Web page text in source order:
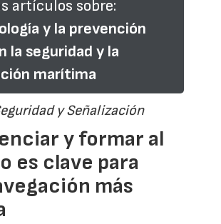
artículos sobre:
y la prevención
la seguridad y la
marítima
y Señalización
y formar al
es clave para
más